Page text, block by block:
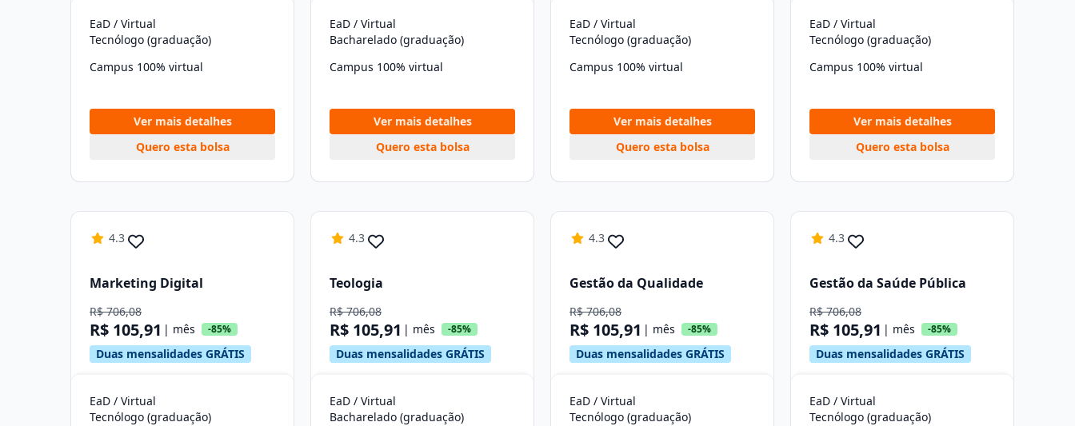
EaD / Virtual
Tecnólogo (graduação)
Campus 100% virtual
Ver mais detalhes
Quero esta bolsa
EaD / Virtual
Bacharelado (graduação)
Campus 100% virtual
Ver mais detalhes
Quero esta bolsa
EaD / Virtual
Tecnólogo (graduação)
Campus 100% virtual
Ver mais detalhes
Quero esta bolsa
EaD / Virtual
Tecnólogo (graduação)
Campus 100% virtual
Ver mais detalhes
Quero esta bolsa
4.3
Marketing Digital
R$ 706,08
R$ 105,91 | mês -85%
Duas mensalidades GRÁTIS
EaD / Virtual
Tecnólogo (graduação)
4.3
Teologia
R$ 706,08
R$ 105,91 | mês -85%
Duas mensalidades GRÁTIS
EaD / Virtual
Bacharelado (graduação)
4.3
Gestão da Qualidade
R$ 706,08
R$ 105,91 | mês -85%
Duas mensalidades GRÁTIS
EaD / Virtual
Tecnólogo (graduação)
4.3
Gestão da Saúde Pública
R$ 706,08
R$ 105,91 | mês -85%
Duas mensalidades GRÁTIS
EaD / Virtual
Tecnólogo (graduação)